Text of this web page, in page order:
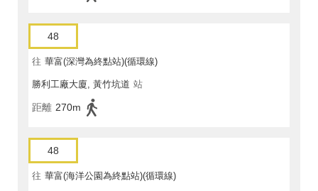
48
往 華富(深灣為終點站)(循環線)
勝利工廠大廈, 黃竹坑道 站
距離 270m
48
往 華富(海洋公園為終點站)(循環線)